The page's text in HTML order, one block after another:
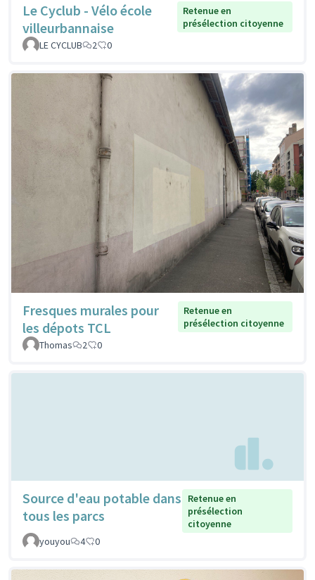
Le Cyclub - Vélo école
villeurbannaise
Retenue en
présélection citoyenne
LE CYCLUB
2 0
Fresques murales pour
les dépots TCL
Retenue en
présélection citoyenne
Thomas
2 0
Source d'eau potable dans
tous les parcs
Retenue en
présélection
citoyenne
youyou
4 0